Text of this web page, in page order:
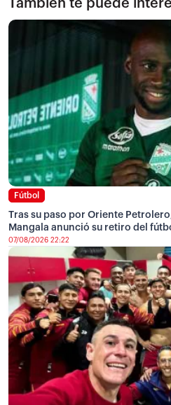
También te puede
Fútbol
Tras su paso por Oriente
Mangala anunció su retiro del
07/08/2026 22:22